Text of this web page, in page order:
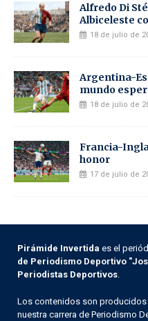
Alfredo Di
Albiceleste
18 de julio de
Argentina-
mundo
18 de julio de
Francia-
honor
17 de julio de
Pirámide Invertida es el
de Periodismo Deportivo
Periodistas Deportivos
Los contenidos son producidos
nuestra carrera de Periodismo